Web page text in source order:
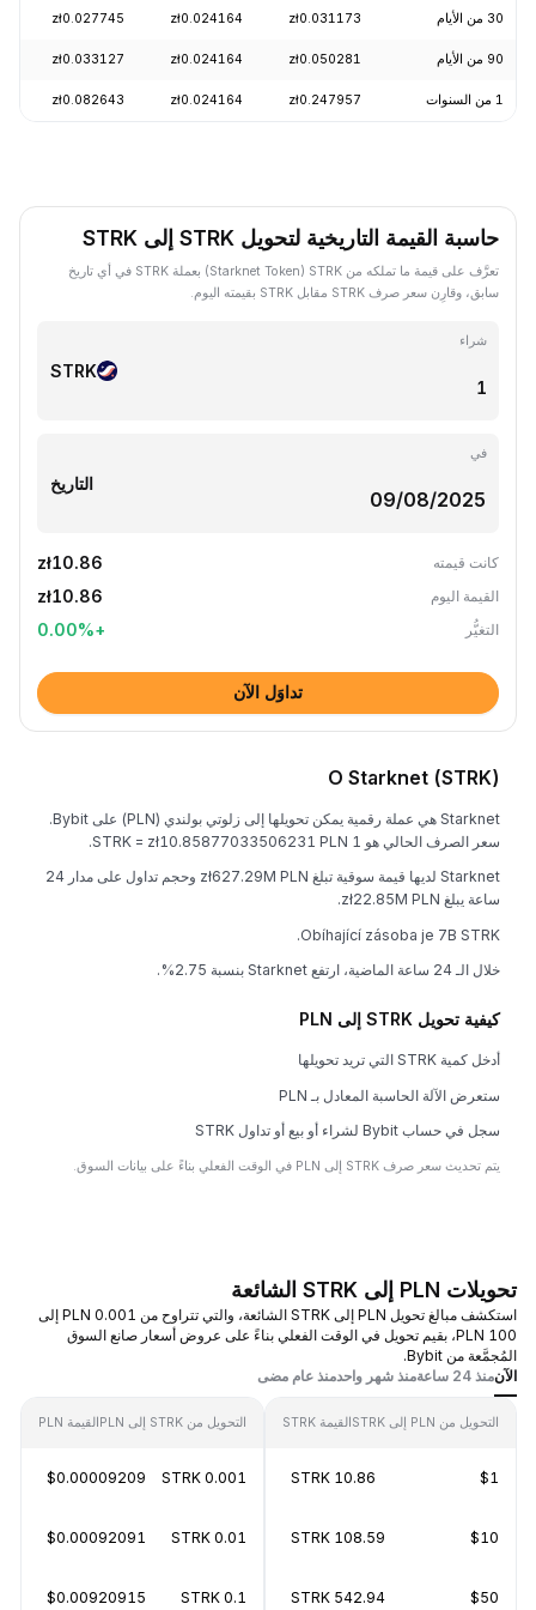
30 من الأيام zł0.031173
zł0.024164
zł0.027745
90 من الأيام zł0.050281
zł0.024164
zł0.033127
1 من السنوات zł0.247957
zł0.024164
zł0.082643
حاسبة القيمة التاريخية لتحويل STRK إلى STRK
تعرَّف على قيمة ما تملكه من STRK ‏(Starknet Token) بعملة STRK في أي تاريخ
سابق، وقارِن سعر صرف STRK مقابل STRK بقيمته اليوم.
شراء
STRK
في
التاريخ
كانت قيمته zł10.86
القيمة اليوم zł10.86
التغيُّر +
0.00%
تداوَل الآن
O Starknet (STRK)
Starknet هي عملة رقمية يمكن تحويلها إلى زلوتي بولندي (PLN) على Bybit.
سعر الصرف الحالي هو 1 STRK = zł10.85877033506231 PLN.
Starknet لديها قيمة سوقية تبلغ zł627.29M PLN وحجم تداول على مدار 24
ساعة يبلغ zł22.85M PLN.
Obíhající zásoba je 7B STRK.
خلال الـ 24 ساعة الماضية، ارتفع Starknet بنسبة 2.75%.
كيفية تحويل STRK إلى PLN
أدخل كمية STRK التي تريد تحويلها
ستعرض الآلة الحاسبة المعادل بـ PLN
سجل في حساب Bybit لشراء أو بيع أو تداول STRK
يتم تحديث سعر صرف STRK إلى PLN في الوقت الفعلي بناءً على بيانات السوق.
تحويلات PLN إلى STRK الشائعة
استكشف مبالغ تحويل PLN إلى STRK الشائعة، والتي تتراوح من 0.001 PLN إلى
100 PLN، بقيم تحويل في الوقت الفعلي بناءً على عروض أسعار صانع السوق
المُجمَّعة من Bybit.
الآنمنذ 24 ساعة منذ شهر واحدمنذ عام مضى
التحويل من PLN إلى STRK القيمة STRK
$1
10.86 STRK
$10
108.59 STRK
$50
542.94 STRK
التحويل من STRK إلى PLN القيمة PLN
0.001 STRK
$0.00009209
0.01 STRK
$0.00092091
0.1 STRK
$0.00920915